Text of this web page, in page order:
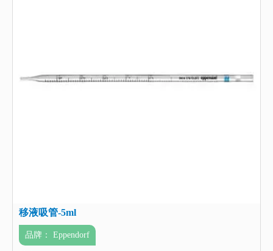
移液吸管-5ml
品牌： Eppendorf